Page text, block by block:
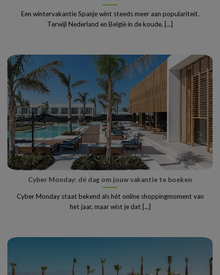
Een wintervakantie Spanje wint steeds meer aan populariteit.
Terwijl Nederland en België in de koude, [...]
Cyber Monday: dé dag om jouw vakantie te boeken
Cyber Monday staat bekend als hét online shoppingmoment van
het jaar, maar wist je dat [...]